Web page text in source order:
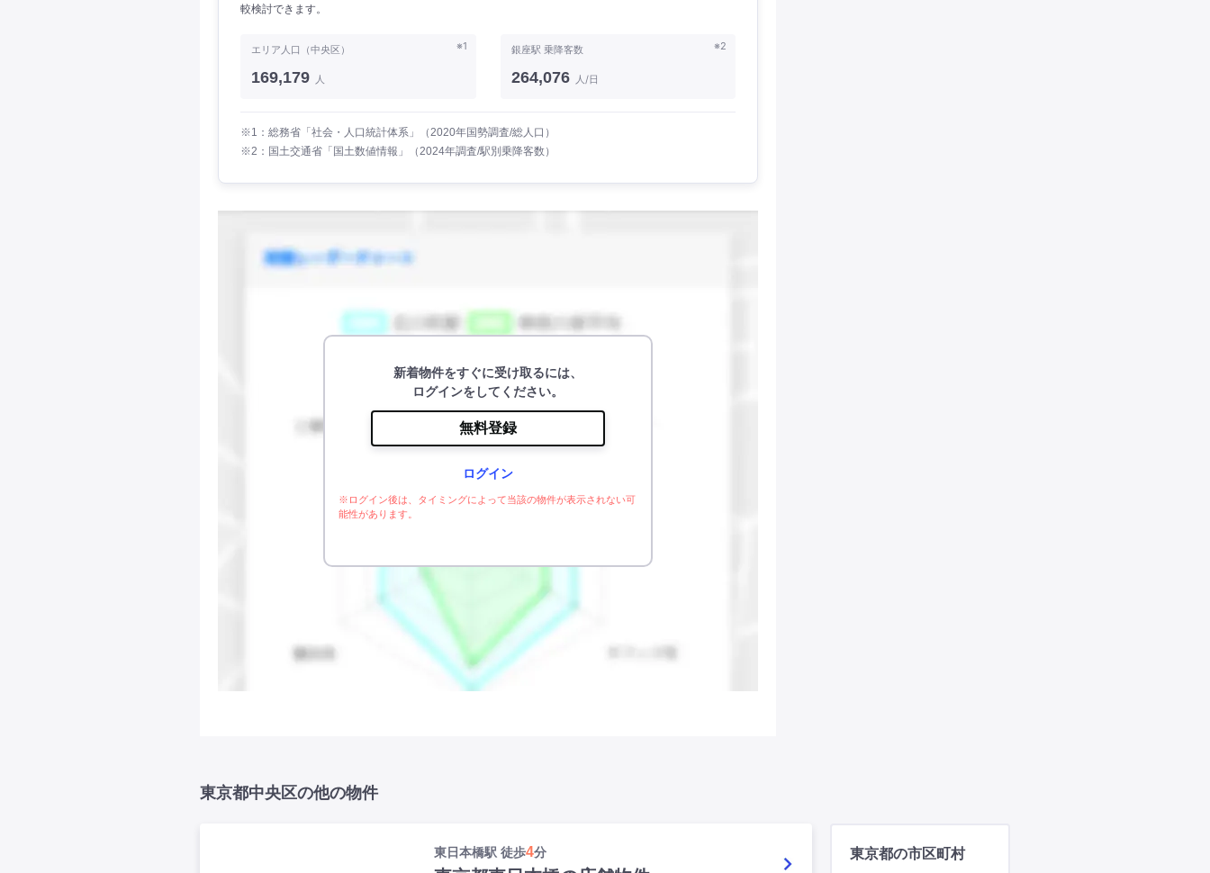
較検討できます。
※1
エリア人口（中央区）
169,179 人
※2
銀座駅 乗降客数
264,076 人/日
※1：総務省「社会・人口統計体系」（2020年国勢調査/総人口）
※2：国土交通省「国土数値情報」（2024年調査/駅別乗降客数）
新着物件をすぐに受け取るには、
ログインをしてください。
無料登録
ログイン
※ログイン後は、タイミングによって当該の物件が表示されない可
能性があります。
東京都中央区の他の物件
東日本橋駅 徒歩4分 東京都の市区町村